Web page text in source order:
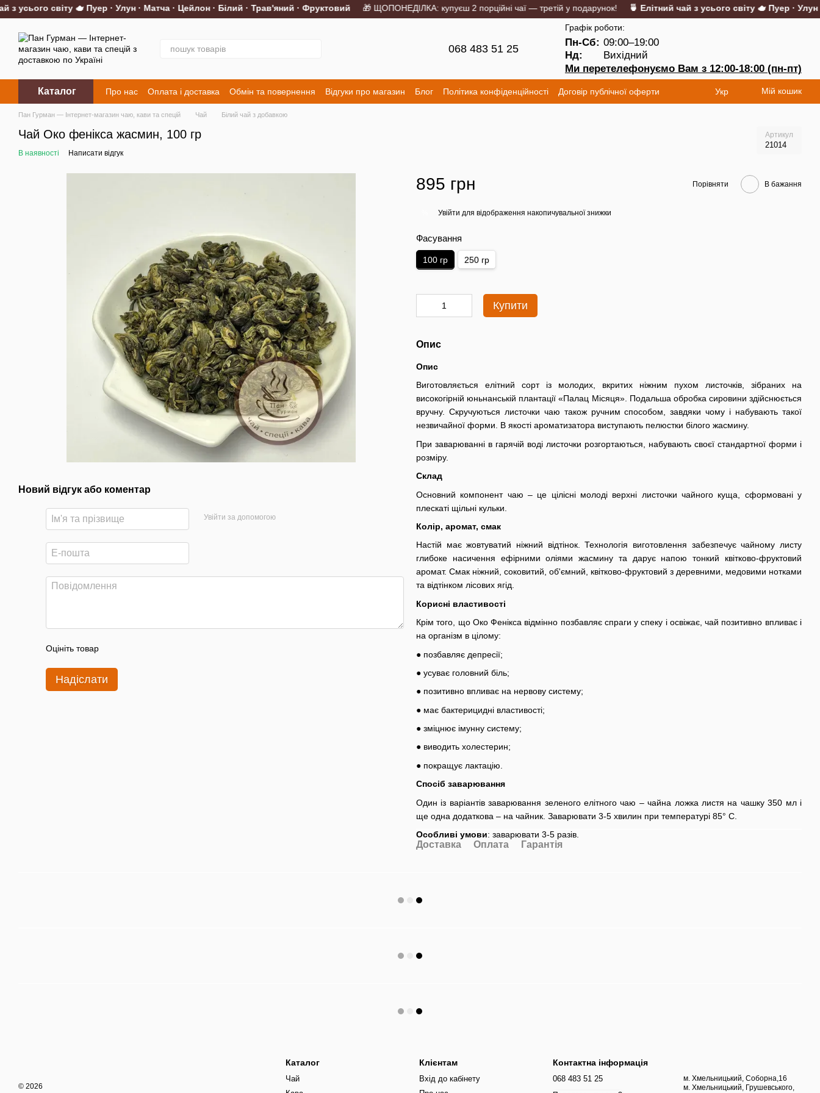
Перейти до основного контенту
світу 🫖 Пуер · Улун · Матча · Цейлон · Білий · Трав'яний · Фруктовий🎁 ЩОПОНЕДІЛКА: купуєш 2 порційні чаї — третій у подарунок!🍵 Елітний чай з усього світу 🫖 Пуер · Улун ·
068 483 51 25
Графік роботи:
Пн-Сб: 09:00–19:00
Нд:
Вихідний
Ми перетелефонуємо Вам з 12:00-18:00 (пн-пт)
Каталог Про нас Оплата і доставка Обмін та повернення Відгуки про магазин Блог Політика конфіденційності
Договір публічної оферти
Контакти
Укр Мій кошик
Пан Гурман — Інтернет-магазин чаю, кави та спецій Чай Білий чай з добавкою
Чай Око фенікса жасмин, 100 гр Артикул
21014
В наявності Написати відгук
Новий відгук або коментар
Увійти за допомогою
Оцініть товар
Надіслати
895 грн Порівняти В бажання
Увійти для відображення накопичувальної знижки
Фасування
100 гр 250 гр
Купити
Опис
Опис
Виготовляється елітний сорт із молодих, вкритих ніжним пухом листочків, зібраних на
високогірній юньнанській плантації «Палац Місяця». Подальша обробка сировини здійснюється
вручну. Скручуються листочки чаю також ручним способом, завдяки чому і набувають такої
незвичайної форми. В якості ароматизатора виступають пелюстки білого жасмину.
При заварюванні в гарячій воді листочки розгортаються, набувають своєї стандартної форми і
розміру.
Склад
Основний компонент чаю – це цілісні молоді верхні листочки чайного куща, сформовані у
плескаті щільні кульки.
Колір, аромат, смак
Настій має жовтуватий ніжний відтінок. Технологія виготовлення забезпечує чайному листу
глибоке насичення ефірними оліями жасмину та дарує напою тонкий квітково-фруктовий
аромат. Смак ніжний, соковитий, об'ємний, квітково-фруктовий з деревними, медовими нотками
та відтінком лісових ягід.
Корисні властивості
Крім того, що Око Фенікса відмінно позбавляє спраги у спеку і освіжає, чай позитивно впливає і
на організм в цілому:
● позбавляє депресії;
● усуває головний біль;
● позитивно впливає на нервову систему;
● має бактерицидні властивості;
● зміцнює імунну систему;
● виводить холестерин;
● покращує лактацію.
Спосіб заварювання
Один із варіантів заварювання зеленого елітного чаю – чайна ложка листя на чашку 350 мл і
ще одна додаткова – на чайник. Заварювати 3-5 хвилин при температурі 85° C.
Особливі умови: заварювати 3-5 разів.
Доставка Оплата Гарантія
© 2026
Каталог
Чай
Клієнтам
Вхід до кабінету
Контактна інформація
068 483 51 25
м. Хмельницький, Соборна,16
м. Хмельницький, Грушевського,